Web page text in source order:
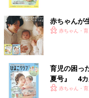
赤ちゃんが
赤ちゃん・
育児の困っ
夏号』 4カ
いっぱい！
赤ちゃん・